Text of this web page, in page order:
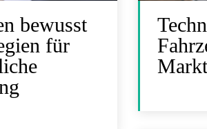
bewusst
für